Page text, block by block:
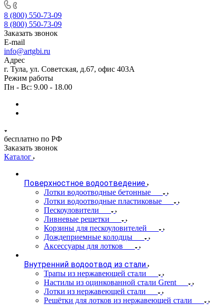
8 (800) 550-73-09
8 (800) 550-73-09
Заказать звонок
E-mail
info@artgbi.ru
Адрес
г. Тула, ул. Советская, д.67, офис 403А
Режим работы
Пн - Вс: 9.00 - 18.00
бесплатно по РФ
Заказать звонок
Каталог
Поверхностное водоотведение
Лотки водоотводные бетонные
Лотки водоотводные пластиковые
Пескоуловители
Ливневые решетки
Корзины для пескоуловителей
Дождеприемные колодцы
Аксессуары для лотков
Внутренний водоотвод из стали
Трапы из нержавеющей стали
Настилы из оцинкованной стали Grent
Лотки из нержавеющей стали
Решётки для лотков из нержавеющей стали